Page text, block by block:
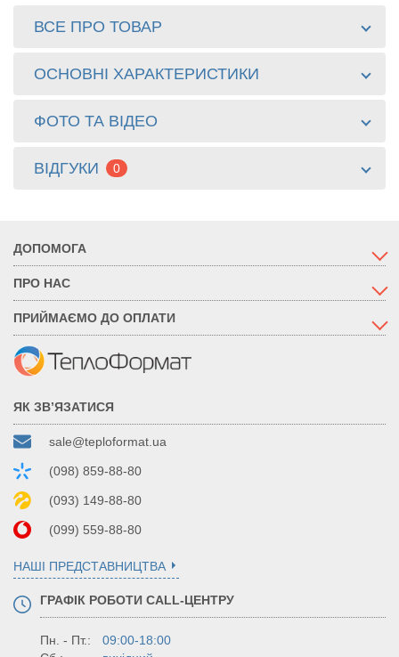
ВСЕ ПРО ТОВАР
ОСНОВНІ ХАРАКТЕРИСТИКИ
ФОТО ТА ВІДЕО
ВІДГУКИ 0
ДОПОМОГА
ПРО НАС
ПРИЙМАЄМО ДО ОПЛАТИ
ЯК ЗВ’ЯЗАТИСЯ
sale@teploformat.ua
(098) 859-88-80
(093) 149-88-80
(099) 559-88-80
НАШІ ПРЕДСТАВНИЦТВА
ГРАФІК РОБОТИ CALL-ЦЕНТРУ
Пн. - Пт.:
09:00-18:00